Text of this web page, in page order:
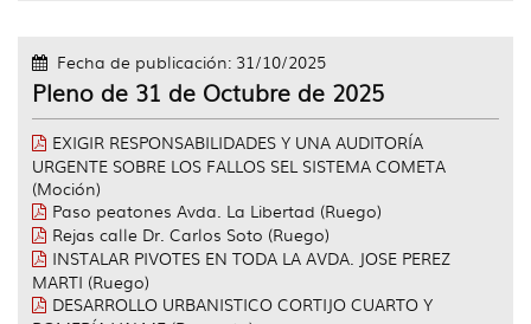
Fecha de publicación: 31/10/2025
Pleno de 31 de Octubre de 2025
EXIGIR RESPONSABILIDADES Y UNA AUDITORÍA
URGENTE SOBRE LOS FALLOS SEL SISTEMA COMETA
(Moción)
Paso peatones Avda. La Libertad (Ruego)
Rejas calle Dr. Carlos Soto (Ruego)
INSTALAR PIVOTES EN TODA LA AVDA. JOSE PEREZ
MARTI (Ruego)
DESARROLLO URBANISTICO CORTIJO CUARTO Y